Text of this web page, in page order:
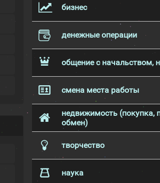
бизнес
денежные операции
общение с начальством,
смена места работы
недвижимость (покупка,
обмен)
творчество
наука